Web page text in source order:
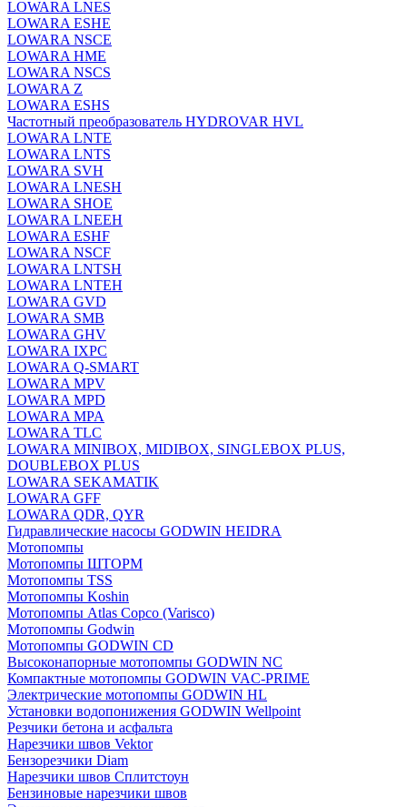
LOWARA LNES
LOWARA ESHE
LOWARA NSCE
LOWARA HME
LOWARA NSCS
LOWARA Z
LOWARA ESHS
Частотный преобразователь HYDROVAR HVL
LOWARA LNTE
LOWARA LNTS
LOWARA SVH
LOWARA LNESH
LOWARA SHOE
LOWARA LNEEH
LOWARA ESHF
LOWARA NSCF
LOWARA LNTSH
LOWARA LNTEH
LOWARA GVD
LOWARA SMB
LOWARA GHV
LOWARA IXPС
LOWARA Q-SMART
LOWARA MPV
LOWARA MPD
LOWARA MPA
LOWARA TLC
LOWARA MINIBOX, MIDIBOX, SINGLEBOX PLUS,
DOUBLEBOX PLUS
LOWARA SEKAMATIK
LOWARA GFF
LOWARA QDR, QYR
Гидравлические насосы GODWIN HEIDRA
Мотопомпы
Мотопомпы ШТОРМ
Мотопомпы TSS
Мотопомпы Koshin
Мотопомпы Atlas Copco (Varisco)
Мотопомпы Godwin
Мотопомпы GODWIN CD
Высоконапорные мотопомпы GODWIN NC
Компактные мотопомпы GODWIN VAC-PRIME
Электрические мотопомпы GODWIN HL
Установки водопонижения GODWIN Wellpoint
Резчики бетона и асфальта
Нарезчики швов Vektor
Бензорезчики Diam
Нарезчики швов Сплитстоун
Бензиновые нарезчики швов